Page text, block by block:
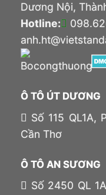
Dương Nội,
Hotline:
Ô TÔ ÚT DƯƠNG
Số 115 QL1A,
Cần Thơ
Ô TÔ AN SƯƠNG
Số 2450 QL